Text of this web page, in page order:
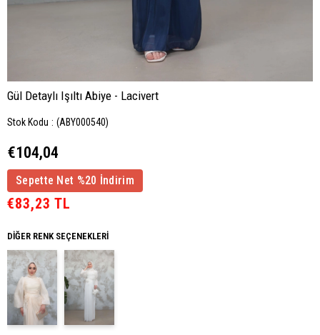
Gül Detaylı Işıltı Abiye - Lacivert
Stok Kodu (ABY000540)
€104,04
Sepette Net %20 İndirim
€83,23 TL
DIĞER RENK SEÇENEKLERI